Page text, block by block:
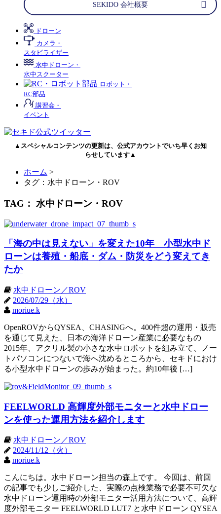
SEKIDO 会社概要
ドローン
カメラ・
スタビライザー
水中ドローン・
水中スクーター
ロボット・
RC部品
講習会・
イベント
▲スペシャルコンテンツの更新は、公式アカウントでいち早くお知
らせしています▲
ホーム >
タグ：水中ドローン・ROV
TAG： 水中ドローン・ROV
「海の中は見えない」を変えた10年 小型水中ド
ローンは養殖・船底・ダム・防災をどう変えてき
たか
水中ドローン／ROV
2026/07/29（水）
moriue.k
OpenROVからQYSEA、CHASINGへ。400件超の運用・販売
を通じて見えた、日本の海洋ドローン産業に必要なもの
2015年、アクリル製の小さな水中ロボットを組み立て、ノー
トパソコンにつないで海へ沈めるところから、セキドにおけ
る小型水中ドローンの歩みが始まった。約10年後 […]
FEELWORLD 高輝度外部モニターと水中ドロー
ンを使った運用方法を紹介します
水中ドローン／ROV
2024/11/12（火）
moriue.k
こんにちは。水中ドローン担当の森上です。 今回は、前回
の記事でも少しご紹介した、実際の点検業務で必要不可欠な
水中ドローン運用時の外部モニター活用方法について、高輝
度外部モニター FEELWORLD LUT7 と水中ドローン QYSEA